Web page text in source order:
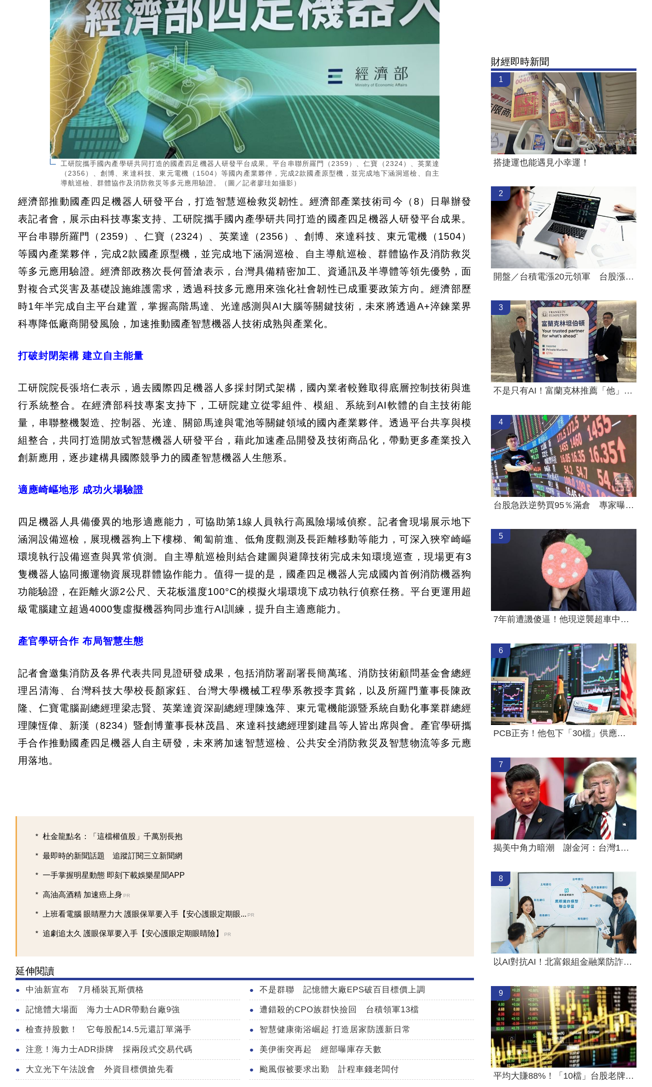
工研院攜手國內產學研共同打造的國產四足機器人研發平台成果。平台串聯所羅門（2359）、仁寶（2324）、英業達
（2356）、創博、來達科技、東元電機（1504）等國內產業夥伴，完成2款國產原型機，並完成地下涵洞巡檢、自主
導航巡檢、群體協作及消防救災等多元應用驗證。（圖／記者廖珪如攝影）
經濟部推動國產四足機器人研發平台，打造智慧巡檢救災韌性。經濟部產業技術司今（8）日舉辦發
表記者會，展示由科技專案支持、工研院攜手國內產學研共同打造的國產四足機器人研發平台成果。
平台串聯所羅門（2359）、仁寶（2324）、英業達（2356）、創博、來達科技、東元電機（1504）
等國內產業夥伴，完成2款國產原型機，並完成地下涵洞巡檢、自主導航巡檢、群體協作及消防救災
等多元應用驗證。經濟部政務次長何晉滄表示，台灣具備精密加工、資通訊及半導體等領先優勢，面
對複合式災害及基礎設施維護需求，透過科技多元應用來強化社會韌性已成重要政策方向。經濟部歷
時1年半完成自主平台建置，掌握高階馬達、光達感測與AI大腦等關鍵技術，未來將透過A+淬鍊業界
科專降低廠商開發風險，加速推動國產智慧機器人技術成熟與產業化。
打破封閉架構 建立自主能量
工研院院長張培仁表示，過去國際四足機器人多採封閉式架構，國內業者較難取得底層控制技術與進
行系統整合。在經濟部科技專案支持下，工研院建立從零組件、模組、系統到AI軟體的自主技術能
量，串聯整機製造、控制器、光達、關節馬達與電池等關鍵領域的國內產業夥伴。透過平台共享與模
組整合，共同打造開放式智慧機器人研發平台，藉此加速產品開發及技術商品化，帶動更多產業投入
創新應用，逐步建構具國際競爭力的國產智慧機器人生態系。
適應崎嶇地形 成功火場驗證
四足機器人具備優異的地形適應能力，可協助第1線人員執行高風險場域偵察。記者會現場展示地下
涵洞設備巡檢，展現機器狗上下樓梯、匍匐前進、低角度觀測及長距離移動等能力，可深入狹窄崎嶇
環境執行設備巡查與異常偵測。自主導航巡檢則結合建圖與避障技術完成未知環境巡查，現場更有3
隻機器人協同搬運物資展現群體協作能力。值得一提的是，國產四足機器人完成國內首例消防機器狗
功能驗證，在距離火源2公尺、天花板溫度100°C的模擬火場環境下成功執行偵察任務。平台更運用超
級電腦建立超過4000隻虛擬機器狗同步進行AI訓練，提升自主適應能力。
產官學研合作 布局智慧生態
記者會邀集消防及各界代表共同見證研發成果，包括消防署副署長簡萬瑤、消防技術顧問基金會總經
理呂清海、台灣科技大學校長顏家鈺、台灣大學機械工程學系教授李貫銘，以及所羅門董事長陳政
隆、仁寶電腦副總經理梁志賢、英業達資深副總經理陳逸萍、東元電機能源暨系統自動化事業群總經
理陳恆偉、新漢（8234）暨創博董事長林茂昌、來達科技總經理劉建昌等人皆出席與會。產官學研攜
手合作推動國產四足機器人自主研發，未來將加速智慧巡檢、公共安全消防救災及智慧物流等多元應
用落地。
杜金龍點名：「這檔權值股」千萬別長抱
最即時的新聞話題 追蹤訂閱三立新聞網
一手掌握明星動態 即刻下載娛樂星聞APP
高油高酒精 加速癌上身 PR
上班看電腦 眼睛壓力大 護眼保單要入手【安心護眼定期眼... PR
追劇追太久 護眼保單要入手【安心護眼定期眼睛險】 PR
延伸閱讀
中油新宣布 7月桶裝瓦斯價格 不是群聯 記憶體大廠EPS破百目標價上調
記憶體大場面 海力士ADR帶動台廠9強 遭錯殺的CPO族群快撿回 台積領軍13檔
檢查持股數！ 它每股配14.5元還訂單滿手 智慧健康衛浴崛起 打造居家防護新日常
注意！海力士ADR掛牌 採兩段式交易代碼 美伊衝突再起 經部曝庫存天數
大立光下午法說會 外資目標價搶先看 颱風假被要求出勤 計程車錢老闆付
財經即時新聞
1
搭捷運也能遇見小幸運！
2
開盤／台積電漲20元領軍 台股漲近400點
3
不是只有AI！富蘭克林推薦「他」紅利更多
4
台股急跌逆勢買95％滿倉 專家曝操作手法
5
7年前遭譏傻逼！他現逆襲超車中國前首富
6
PCB正夯！他包下「30檔」供應鏈概念股
7
揭美中角力暗潮 謝金河：台灣1類人危險
8
以AI對抗AI！北富銀組金融業防詐聯盟
9
平均大賺88%！「10檔」台股老牌基金